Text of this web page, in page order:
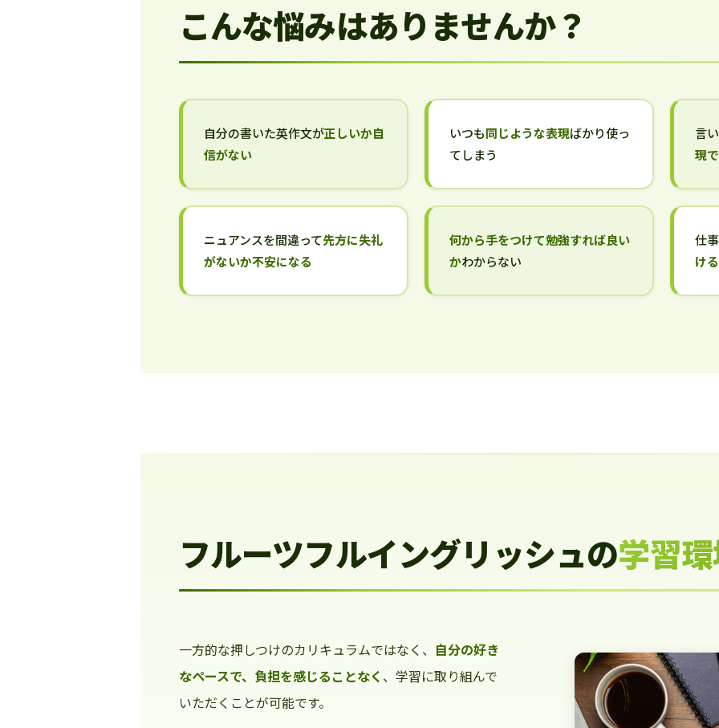
こんな悩みはありませんか？
自分の書いた英作文が正しいか自
信がない
いつも同じような表現ばかり使っ
てしまう
言
現
ニュアンスを間違って先方に失礼
がないか不安になる
何から手をつけて勉強すれば良い
かわからない
仕
け
フルーツフルイングリッシュの学習
一方的な押しつけのカリキュラムではなく、 自分の好き
なペースで、負担を感じることなく 、学習に取り組んで
いただくことが可能です。